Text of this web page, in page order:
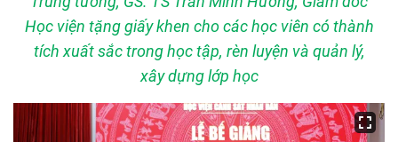
Học viện tặng giấy khen cho các học viên có thành
tích xuất sắc trong học tập, rèn luyện và quản lý,
xây dựng lớp học